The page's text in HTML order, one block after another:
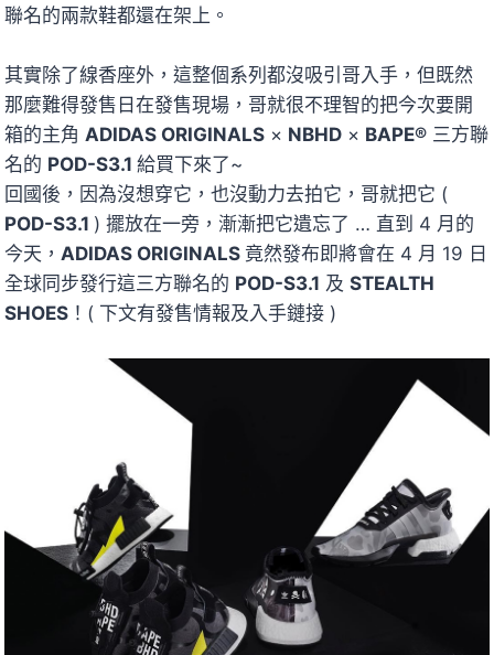
聯名的兩款鞋都還在架上。
其實除了線香座外，這整個系列都沒吸引哥入手，但既然
那麼難得發售日在發售現場，哥就很不理智的把今次要開
箱的主角 ADIDAS ORIGINALS × NBHD × BAPE® 三方聯
名的 POD-S3.1 給買下來了~
回國後，因為沒想穿它，也沒動力去拍它，哥就把它 (
POD-S3.1 ) 擺放在一旁，漸漸把它遺忘了 … 直到 4 月的
今天， ADIDAS ORIGINALS 竟然發布即將會在 4 月 19 日
全球同步發行這三方聯名的 POD-S3.1 及 STEALTH
SHOES ！( 下文有發售情報及入手鏈接 )